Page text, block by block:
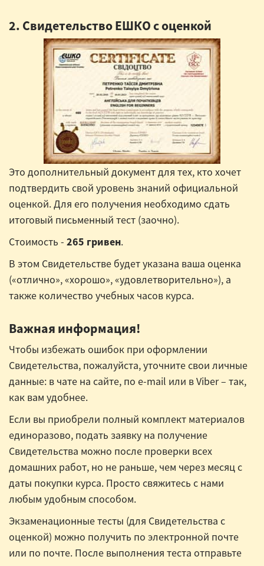
2. Свидетельство ЕШКО с оценкой
Это дополнительный документ для тех, кто хочет
подтвердить свой уровень знаний официальной
оценкой. Для его получения необходимо сдать
итоговый письменный тест (заочно).
Стоимость - 265 гривен.
В этом Свидетельстве будет указана ваша оценка
(«отлично», «хорошо», «удовлетворительно»), а
также количество учебных часов курса.
Важная информация!
Чтобы избежать ошибок при оформлении
Свидетельства, пожалуйста, уточните свои личные
данные: в чате на сайте, по e-mail или в Viber – так,
как вам удобнее.
Если вы приобрели полный комплект материалов
единоразово, подать заявку на получение
Свидетельства можно после проверки всех
домашних работ, но не раньше, чем через месяц с
даты покупки курса. Просто свяжитесь с нами
любым удобным способом.
Экзаменационные тесты (для Свидетельства с
оценкой) можно получить по электронной почте
или по почте. После выполнения теста отправьте